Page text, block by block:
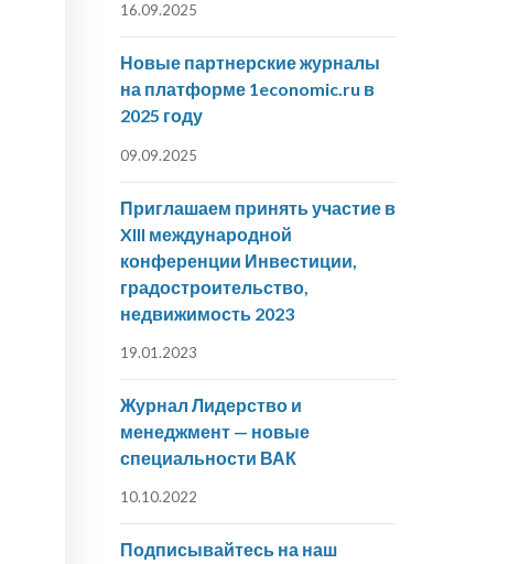
16.09.2025
Новые партнерские журналы
на платформе 1economic.ru в
2025 году
09.09.2025
Приглашаем принять участие в
XIII международной
конференции Инвестиции,
градостроительство,
недвижимость 2023
19.01.2023
Журнал Лидерство и
менеджмент — новые
специальности ВАК
10.10.2022
Подписывайтесь на наш